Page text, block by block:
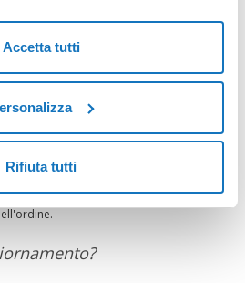
Accetta tutti
Rifiuta tutti
della richiesta e un link al sito
l'accesso all'interno della propria
documenti ordinati, visionabili per